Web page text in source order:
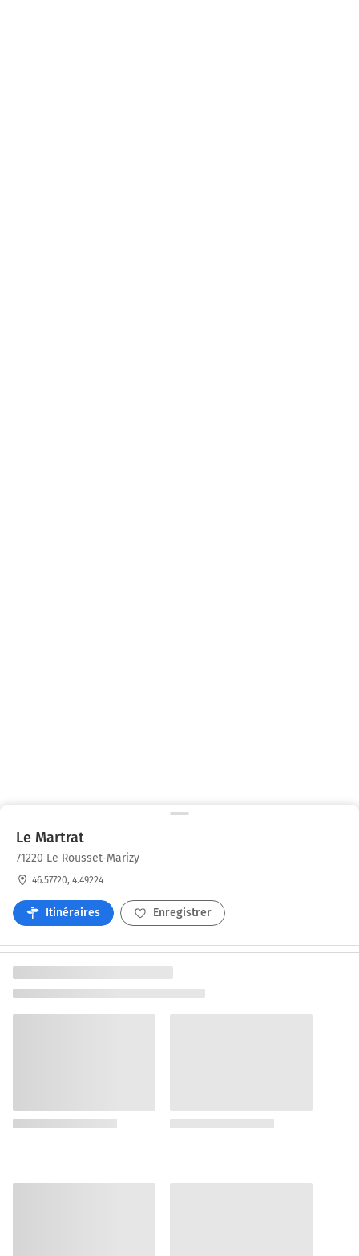
Le Martrat
71220 Le Rousset-Marizy
46.57720, 4.49224
Itinéraires Enregistrer